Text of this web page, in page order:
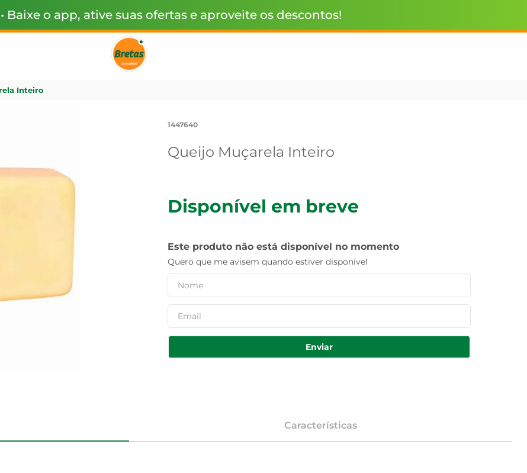
• Baixe o app, ative suas ofertas e aproveite os descontos!
Inteiro
1447640
Queijo Muçarela Inteiro
Disponível em breve
Este produto não está disponível no momento
Quero que me avisem quando estiver disponível
Enviar
Características